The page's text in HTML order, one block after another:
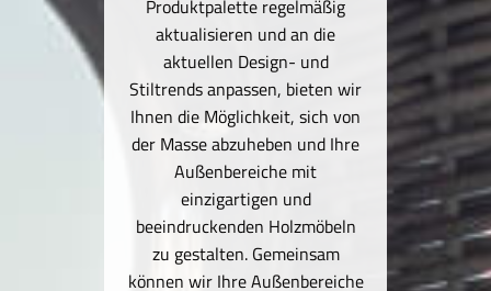
Produktpalette regelmäßig
aktualisieren und an die
aktuellen Design- und
Stiltrends anpassen, bieten wir
Ihnen die Möglichkeit, sich von
der Masse abzuheben und Ihre
Außenbereiche mit
einzigartigen und
beeindruckenden Holzmöbeln
zu gestalten. Gemeinsam
können wir Ihre Außenbereiche
sich